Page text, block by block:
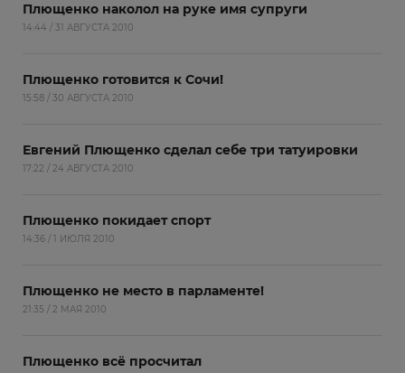
Плющенко наколол на руке имя супруги
14:44 / 31 АВГУСТА 2010
Плющенко готовится к Сочи!
15:58 / 30 АВГУСТА 2010
Евгений Плющенко сделал себе три татуировки
17:22 / 24 АВГУСТА 2010
Плющенко покидает спорт
14:36 / 1 ИЮЛЯ 2010
Плющенко не место в парламенте!
21:35 / 2 МАЯ 2010
Плющенко всё просчитал